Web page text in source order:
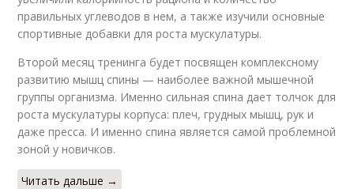
правильных углеводов в нем, а также изучили основные
спортивные добавки для роста мускулатуры.
Второй месяц тренинга будет посвящен комплексному
развитию мышц спины — наиболее важной мышечной
группы организма. Именно сильная спина дает толчок для
роста мускулатуры корпуса: плеч, грудных мышц, рук и
даже пресса. И именно спина является самой проблемной
зоной у новичков.
Читать дальше →